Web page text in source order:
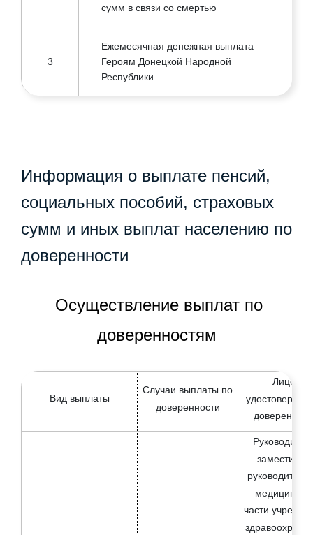
смертью
15
Единоразовая денежная помощь ко
Дню Победы
Материальная помощь в денежном
лиц
(угля) для бытовых нужд отдельным
19
коммунальных услуг, приобретение
твердого бытового топлива
Ежемесячная денежная
компенсация на приобретение
продуктов питания гражданам,
пострадавшим вследствие
Чернобыльской катастрофы
Единовременная выплата на
сумм в связи со смертью
3
Ежемесячная денежная выплата
Героям Донецкой Народной
Республики
Информация о выплате пенсий,
социальных пособий, страховых
сумм и иных выплат населению по
доверенности
Осуществление выплат по
доверенностям
Вид выплаты
Случаи выплаты по
доверенности
Лицо,
руководителя
части